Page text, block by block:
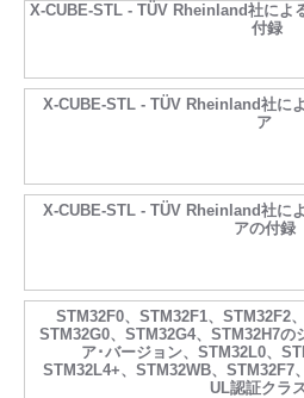
X-CUBE-STL - TÜV Rheinland社によ
付録
X-CUBE-STL - TÜV Rheinland社に
ア
X-CUBE-STL - TÜV Rheinland社に
アの付録
STM32F0、STM32F1、STM32F2
STM32G0、STM32G4、STM32H7の
ア･バージョン、STM32L0、
STM32L4+、STM32WB、STM32F7
UL認証クラ